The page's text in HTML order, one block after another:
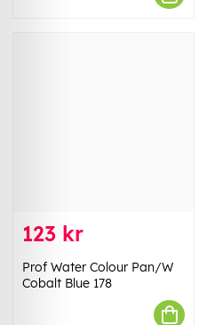
123 kr
Prof Water Colour Pan/W
Cobalt Blue 178